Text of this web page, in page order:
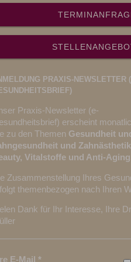
PRAXIS-NEWSLETTER
Praxis-Newsletter (e-
erscheint
zu den Themen Gesundheit
und
Vitalstoffe und Anti-
Zusammenstellung Ihres
themenbezogen nach Ihren
Dank für Ihr Interesse, Ihre
E-Mail *